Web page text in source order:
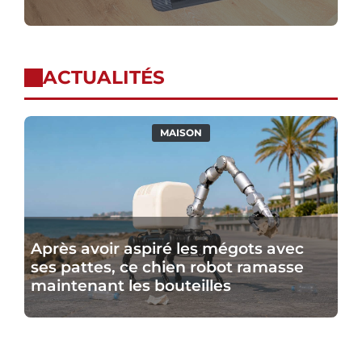
ACTUALITÉS
Après
mégots
avec
ses
pattes,
ce
chien
MAISON
Après avoir aspiré les mégots avec
ses pattes, ce chien robot ramasse
maintenant les bouteilles